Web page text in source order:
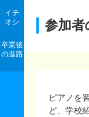
イチ
オシ
卒業後
の進路
参加者
ピアノを
ど、学校